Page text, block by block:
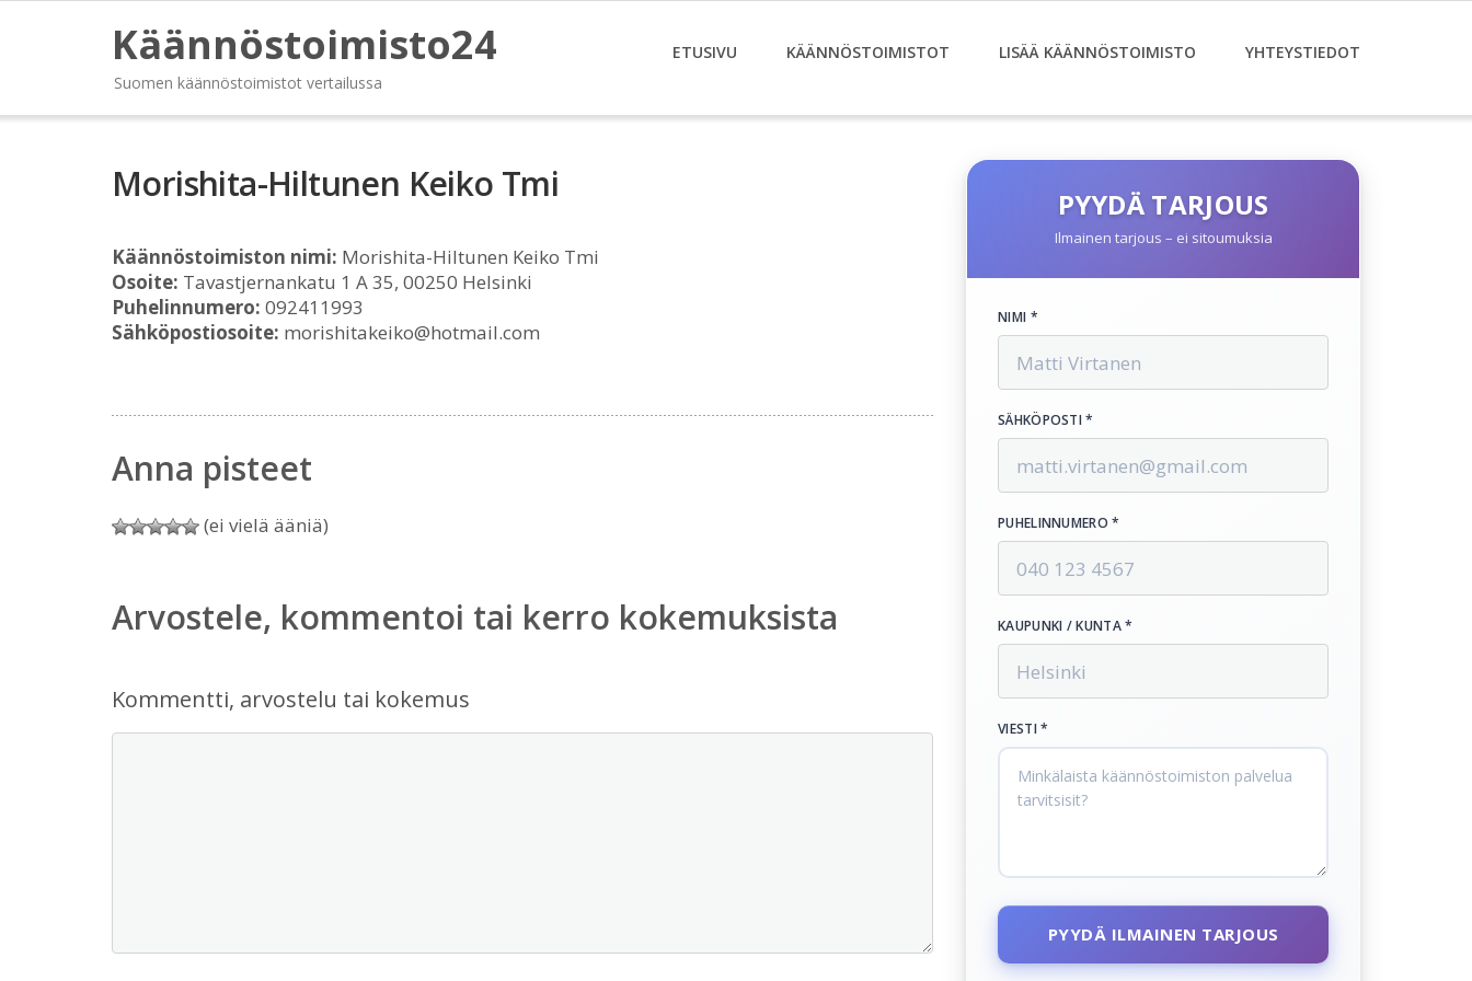
Käännöstoimisto24
Suomen käännöstoimistot vertailussa
ETUSIVU KÄÄNNÖSTOIMISTOT LISÄÄ KÄÄNNÖSTOIMISTO YHTEYSTIEDOT
Morishita-Hiltunen Keiko Tmi
Käännöstoimiston nimi: Morishita-Hiltunen Keiko Tmi
Osoite: Tavastjernankatu 1 A 35, 00250 Helsinki
Puhelinnumero: 092411993
Sähköpostiosoite: morishitakeiko@hotmail.com
Anna pisteet
(ei vielä ääniä)
Arvostele, kommentoi tai kerro kokemuksista
Kommentti, arvostelu tai kokemus
PYYDÄ TARJOUS
Ilmainen tarjous – ei sitoumuksia
NIMI *
SÄHKÖPOSTI *
PUHELINNUMERO *
KAUPUNKI / KUNTA *
VIESTI *
PYYDÄ ILMAINEN TARJOUS